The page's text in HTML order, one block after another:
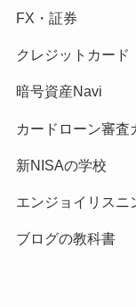
FX・証券
クレジットカード
暗号資産Navi
カードローン審査
新NISAの学校
エンジョイリスニ
ブログの教科書